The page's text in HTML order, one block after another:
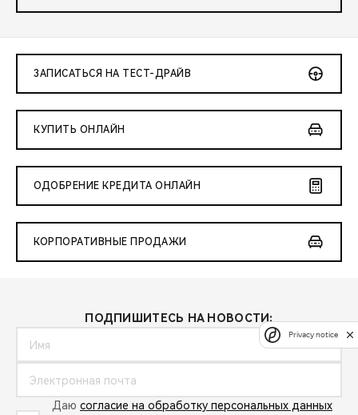
ЗАПИСАТЬСЯ НА ТЕСТ-ДРАЙВ
КУПИТЬ ОНЛАЙН
ОДОБРЕНИЕ КРЕДИТА ОНЛАЙН
КОРПОРАТИВНЫЕ ПРОДАЖИ
ПОДПИШИТЕСЬ НА НОВОСТИ:
Даю согласие на обработку персональных данных
Privacy notice